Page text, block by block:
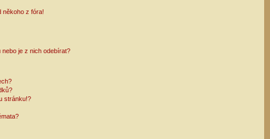
někoho z fóra!
je z nich odebírat?
stránku!?